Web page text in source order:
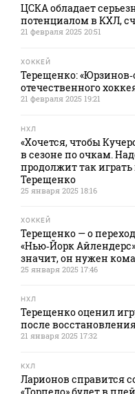
ЦСКА обладает
потенциалом в КХЛ,
21 февраля 2025 20:51
ХОККЕЙ
Терещенко:
отечественного
21 февраля 2025 19:21
НХЛ
«Хочется, чтобы
в сезоне по очкам.
продолжит так
Терещенко
25 января 2025 18:16
ХОККЕЙ
Терещенко — о
«Нью‑Йорк
значит, он нужен
25 января 2025 17:46
НХЛ
Терещенко оценил
после
21 января 2025 17:32
КХЛ
Ларионов справится